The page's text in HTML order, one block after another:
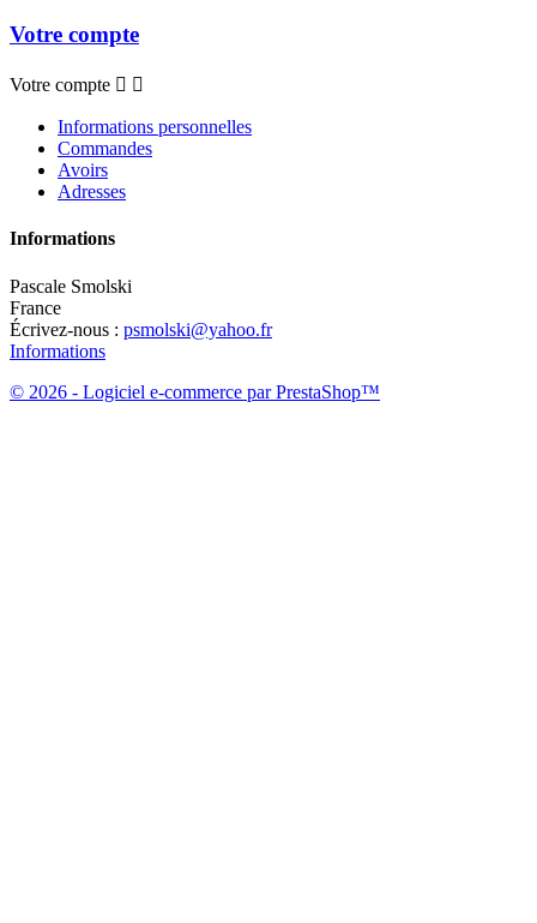
Votre compte
Votre compte  
Informations personnelles
Commandes
Avoirs
Adresses
Informations
Pascale Smolski
France
Écrivez-nous : psmolski@yahoo.fr
Informations
© 2026 - Logiciel e-commerce par PrestaShop™